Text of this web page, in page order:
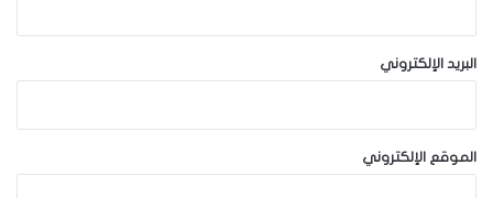
البريد الإلكتروني
الموقع الإلكتروني